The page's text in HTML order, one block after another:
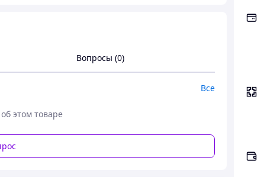
Вопросы (0)
Все
этом товаре